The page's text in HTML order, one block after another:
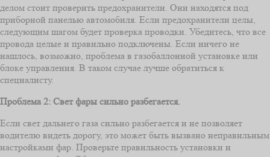
делом стоит проверить предохранители. Они находятся под
приборной панелью автомобиля. Если предохранители целы,
следующим шагом будет проверка проводки. Убедитесь, что все
провода целые и правильно подключены. Если ничего не
нашлось, возможно, проблема в газобаллонной установке или
блоке управления. В таком случае лучше обратиться к
специалисту.
Проблема 2: Свет фары сильно разбегается.
Если свет дальнего газа сильно разбегается и не позволяет
водителю видеть дорогу, это может быть вызвано неправильным
настройками фар. Проверьте правильность установки и